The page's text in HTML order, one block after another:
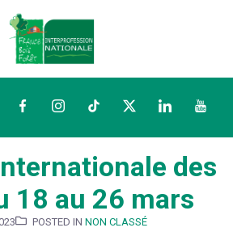
FacebookInstagramTikTokTwitterLinkedIn
des
18 au 26 mars
POSTED IN NON CLASSÉ